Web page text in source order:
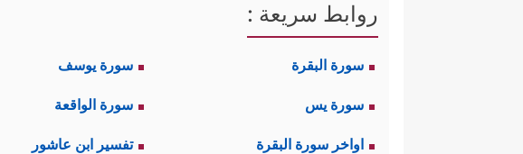
روابط سريعة :
سورة البقرة سورة يوسف
سورة يس سورة الواقعة
اواخر سورة البقرة تفسير ابن عاشور